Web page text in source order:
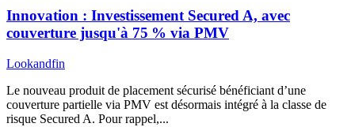
Innovation : Investissement Secured A, avec
couverture jusqu'à 75 % via PMV
Lookandfin
Le nouveau produit de placement sécurisé bénéficiant d’une
couverture partielle via PMV est désormais intégré à la classe de
risque Secured A. Pour rappel,...